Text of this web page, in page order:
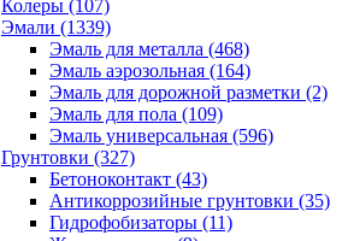
Колеры (107)
Эмали (1339)
Эмаль для металла (468)
Эмаль аэрозольная (164)
Эмаль для дорожной разметки (2)
Эмаль для пола (109)
Эмаль универсальная (596)
Грунтовки (327)
Бетоноконтакт (43)
Антикоррозийные грунтовки (35)
Гидрофобизаторы (11)